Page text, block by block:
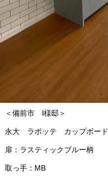
＜備前市 I様邸＞
永大 ラポッテ カップボード
扉：ラスティックブルー柄
取っ手：MB